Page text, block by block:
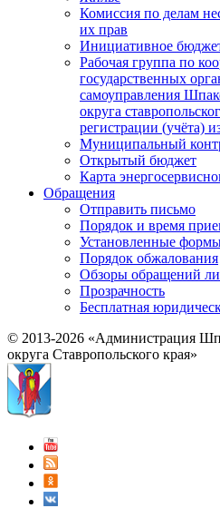
Комиссия по делам
их прав
Инициативное
Рабочая группа по
государственных
самоуправления
округа
регистрации (учёта)
Муниципальный
Открытый бюджет
Карта
Обращения
Отправить письмо
Порядок и время
Установленные
Порядок обжалования
Обзоры обращений
Прозрачность
Бесплатная
© 2013-2026 «Администрация
округа Ставропольского края»